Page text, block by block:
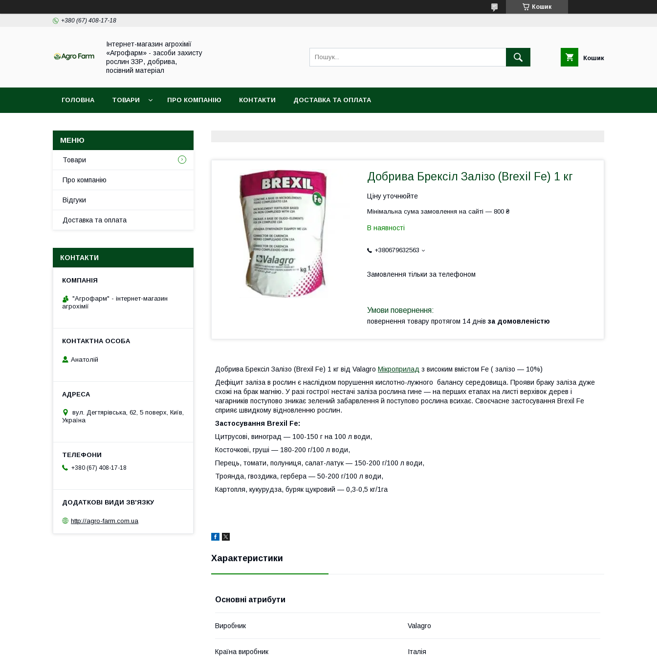
Кошик
+380 (67) 408-17-18
Інтернет-магазин агрохімії
«Агрофарм» - засоби захисту
рослин ЗЗР, добрива,
посівний матеріал
Кошик
ГОЛОВНА ТОВАРИ ПРО КОМПАНІЮ КОНТАКТИ ДОСТАВКА ТА ОПЛАТА
Добрива Брексіл Залізо (Brexil Fe) 1 кг
Ціну уточнюйте
Мінімальна сума замовлення на сайті — 800 ₴
В наявності
+380679632563
Замовлення тільки за телефоном
повернення товару протягом 14 днів за домовленістю
Добрива Брексіл Залізо (Brexil Fe) 1 кг від Valagro Мікроприлад з високим вмістом Fe ( залізо — 10%)
Дефіцит заліза в рослин є наслідком порушення кислотно-лужного балансу середовища. Прояви браку заліза дуже
схожі на брак магнію. У разі гострої нестачі заліза рослина гине — на перших етапах на листі верхівок дерев і
чагарників поступово зникає зелений забарвлення й поступово рослина всихає. Своєчасне застосування Brexil Fe
сприяє швидкому відновленню рослин.
Застосування Brexil Fe:
Цитрусові, виноград — 100-150 г на 100 л води,
Косточкові, груші — 180-200 г/100 л води,
Перець, томати, полуниця, салат-латук — 150-200 г/100 л води,
Троянда, гвоздика, гербера — 50-200 г/100 л води,
Картопля, кукурудза, буряк цукровий — 0,3-0,5 кг/1га
Характеристики
Основні атрибути
Виробник Valagro
Країна виробник Італія
Товари
Про компанію
Відгуки
Доставка та оплата
КОНТАКТИ
"Агрофарм" - інтернет-магазин
агрохімії
Анатолій
вул. Дегтярівська, 62, 5 поверх, Київ,
Україна
+380 (67) 408-17-18
http://agro-farm.com.ua